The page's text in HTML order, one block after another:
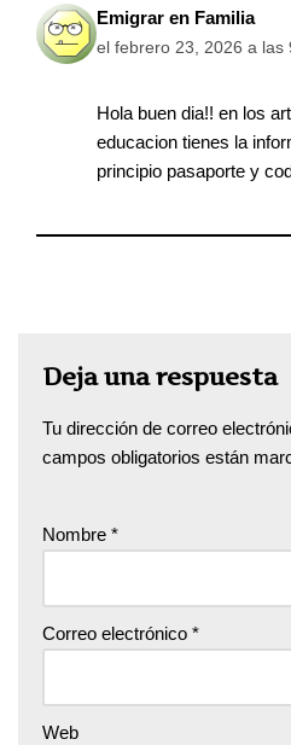
Emigrar en Familia
el febrero 23, 2026 a las
Hola buen dia!! en los
educacion tienes la
principio pasaporte y
Deja una respuesta
Tu dirección de correo
campos obligatorios están
Nombre *
Correo electrónico *
Web